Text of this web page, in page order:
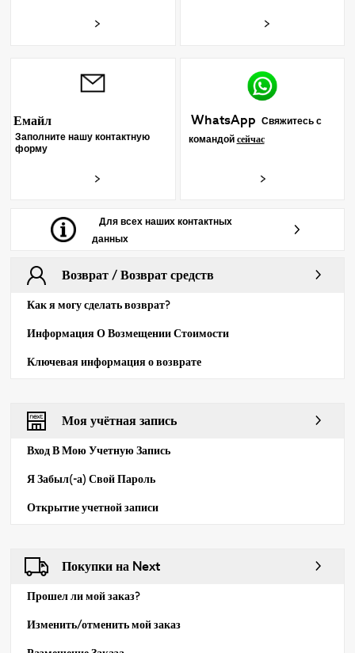
Емайл
Заполните нашу контактную
форму
WhatsApp Свяжитесь с
командой сейчас
Для всех наших контактных
данных
Возврат / Возврат средств
Как я могу сделать возврат?
Информация О Возмещении Стоимости
Ключевая информация о возврате
Моя учётная запись
Вход В Мою Учетную Запись
Я Забыл(-а) Свой Пароль
Открытие учетной записи
Покупки на Next
Прошел ли мой заказ?
Изменить/отменить мой заказ